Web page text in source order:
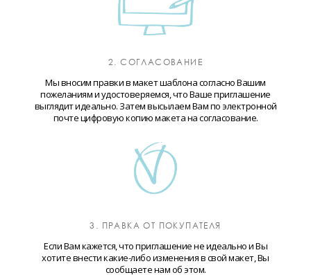
2. СОГЛАСОВАНИЕ
Мы вносим правки в макет шаблона согласно Вашим
пожеланиям и удостоверяемся, что Ваше приглашение
выглядит идеально. Затем высылаем Вам по электронной
почте цифровую копию макета на согласование.
3. ПРАВКА ОТ ПОКУПАТЕЛЯ
Если Вам кажется, что приглашение не идеально и Вы
хотите внести какие-либо изменения в свой макет, Вы
сообщаете нам об этом.